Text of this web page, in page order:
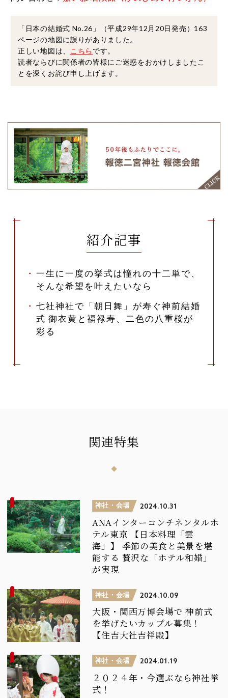
「日本の結婚式 No.26」（平成29年12月20日発売）163
ページの地図に誤りがありました。
正しい地図は、
こちら です。
読者ならびに関係者の皆様にご迷惑をおかけしましたこ
とを深くお詫び申し上げます。
紹介記事
一生に一度の挙式は憧れの十二単で、
そんな希望を叶えたいなら
七社神社で「朝日舞」が寿ぐ神前結婚
式 御衣黄と福禄寿、二色の八重桜が
彩る
関連特集
神社・会場 2024.10.31
ANAインターコンチネンタルホ
テル東京 【日本料理「雲
海」】
季節の美食と美景を堪
能する 贅沢な「ホテル和婚」
が実現
神社・会場 2024.10.09
大阪・関西万博会場で 神前式
を挙げたいカップル募集！
【住吉大社吉祥殿】
神社・会場 2024.01.19
２０２４年・今選ぶなら神社挙
式！